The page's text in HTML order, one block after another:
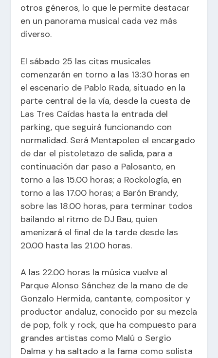
otros géneros, lo que le permite destacar
en un panorama musical cada vez más
diverso.
El sábado 25 las citas musicales
comenzarán en torno a las 13:30 horas en
el escenario de Pablo Rada, situado en la
parte central de la vía, desde la cuesta de
Las Tres Caídas hasta la entrada del
parking, que seguirá funcionando con
normalidad. Será Mentapoleo el encargado
de dar el pistoletazo de salida, para a
continuación dar paso a Palosanto, en
torno a las 15.00 horas; a Rockología, en
torno a las 17.00 horas; a Barón Brandy,
sobre las 18.00 horas, para terminar todos
bailando al ritmo de DJ Bau, quien
amenizará el final de la tarde desde las
20.00 hasta las 21.00 horas.
A las 22.00 horas la música vuelve al
Parque Alonso Sánchez de la mano de de
Gonzalo Hermida, cantante, compositor y
productor andaluz, conocido por su mezcla
de pop, folk y rock, que ha compuesto para
grandes artistas como Malú o Sergio
Dalma y ha saltado a la fama como solista